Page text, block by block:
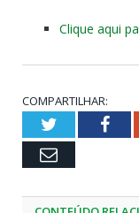
Clique aqui
COMPARTILHAR:
Twitter
Email